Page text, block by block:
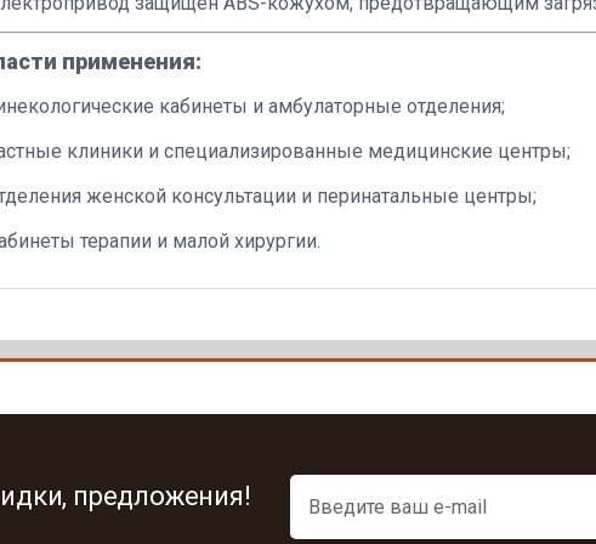
применения:
кабинеты и амбулаторные отделения;
клиники и специализированные медицинские центры;
женской консультации и перинатальные центры;
терапии и малой хирургии.
предложения!